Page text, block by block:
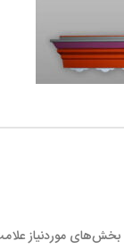
بخش‌های موردنیاز